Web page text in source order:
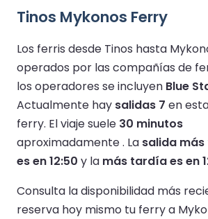
Tinos Mykonos Ferry
Los ferris desde Tinos hasta
operados por las compañías de
los operadores se incluyen Blue
Actualmente hay salidas 7 en
ferry. El viaje suele 30 minutos
aproximadamente . La salida
es en 12:50 y la más tardía es en
Consulta la disponibilidad más
reserva hoy mismo tu ferry a